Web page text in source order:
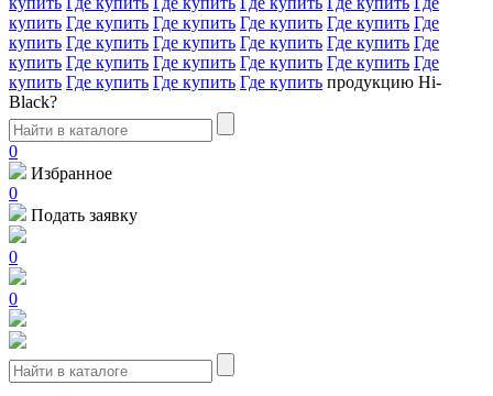
купить Где купить Где купить Где купить Где купить Где
купить Где купить Где купить Где купить Где купить Где
купить Где купить Где купить Где купить Где купить Где
купить Где купить Где купить Где купить продукцию Hi-
Black?
0
Избранное
0
Подать заявку
0
0